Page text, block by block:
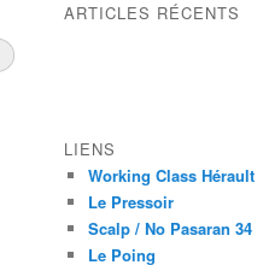
ARTICLES RÉCENTS
LIENS
Working Class Hérault
Le Pressoir
Scalp / No Pasaran 34
Le Poing